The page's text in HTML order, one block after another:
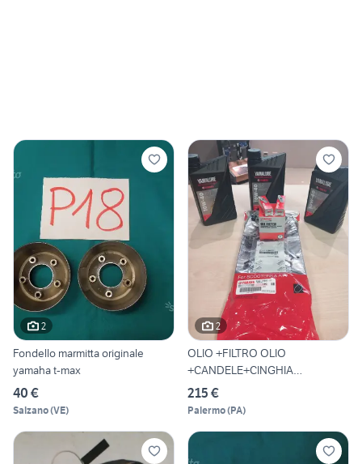
2
Fondello marmitta originale
yamaha t-max
40 €
Salzano(VE)
2
OLIO +FILTRO OLIO
+CANDELE+CINGHIA
+RONDELLA
215 €
Palermo(PA)